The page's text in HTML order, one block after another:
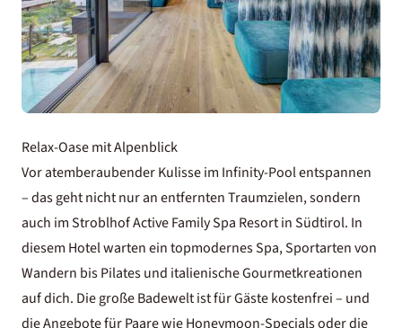
Relax-Oase mit Alpenblick
Vor atemberaubender Kulisse im Infinity-Pool entspannen
– das geht nicht nur an entfernten Traumzielen, sondern
auch im Stroblhof Active Family Spa Resort in Südtirol. In
diesem Hotel warten ein topmodernes Spa, Sportarten von
Wandern bis Pilates und italienische Gourmetkreationen
auf dich. Die große Badewelt ist für Gäste kostenfrei – und
die Angebote für Paare wie Honeymoon-Specials oder die